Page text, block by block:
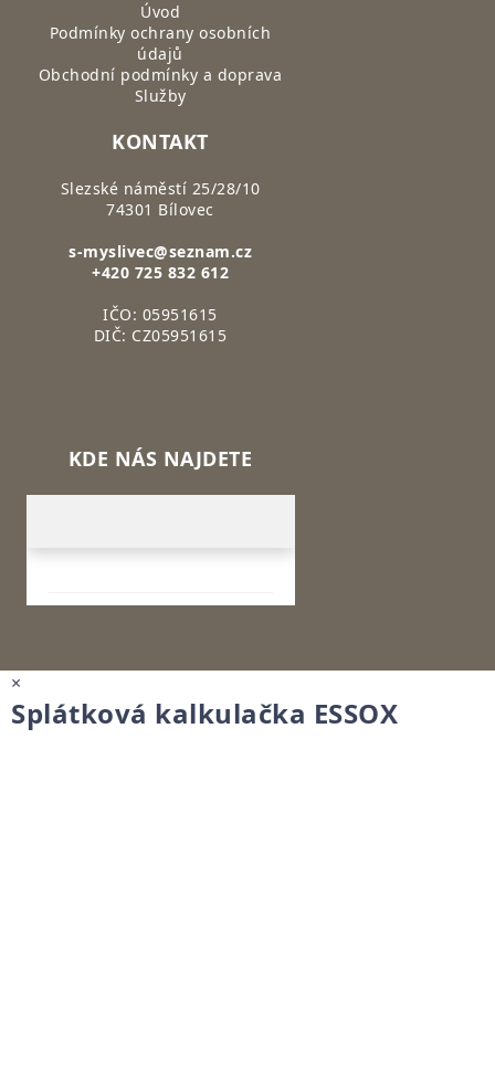
Úvod
Podmínky ochrany osobních
údajů
Obchodní podmínky a doprava
Služby
KONTAKT
Slezské náměstí 25/28/10
74301 Bílovec
s-myslivec@seznam.cz
+420 725 832 612
IČO: 05951615
DIČ: CZ05951615
KDE NÁS NAJDETE
×
Splátková kalkulačka ESSOX